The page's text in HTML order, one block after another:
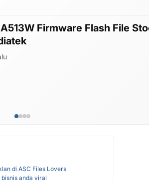
Infinix Note 12 Turbo
di ASC Files Lovers
bisnis anda viral